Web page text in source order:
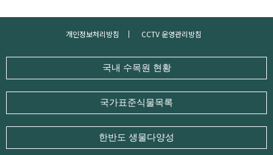
개인정보처리방침 CCTV 운영관리방침
국내 수목원 현황
국가표준식물목록
한반도 생물다양성